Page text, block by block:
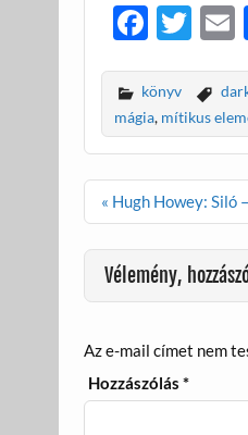
F
e
b
o
o
k
T
itt
er
könyv
mágia, mítikus
Bejegyzés
navigáció
« Hugh Howey: Siló
Vélemény,
Az e-mail címet nem
Hozzászólás*